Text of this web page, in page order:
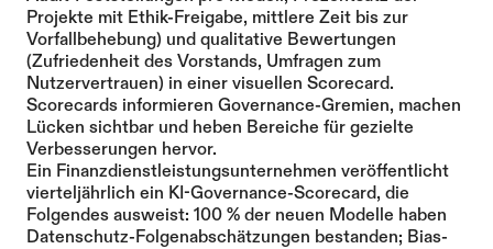
Projekte mit Ethik-Freigabe, mittlere Zeit bis zur
Vorfallbehebung) und qualitative Bewertungen
(Zufriedenheit des Vorstands, Umfragen zum
Nutzervertrauen) in einer visuellen Scorecard.
Scorecards informieren Governance-Gremien, machen
Lücken sichtbar und heben Bereiche für gezielte
Verbesserungen hervor.
Ein Finanzdienstleistungsunternehmen veröffentlicht
vierteljährlich ein KI-Governance-Scorecard, die
Folgendes ausweist: 100 % der neuen Modelle haben
Datenschutz-Folgenabschätzungen bestanden; Bias-